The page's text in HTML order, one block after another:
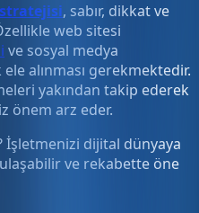
, sabır, dikkat ve
web sitesi
ve sosyal medya
alınması gerekmektedir.
yakından takip ederek
önem arz eder.
İşletmenizi dijital dünyaya
ve rekabette öne